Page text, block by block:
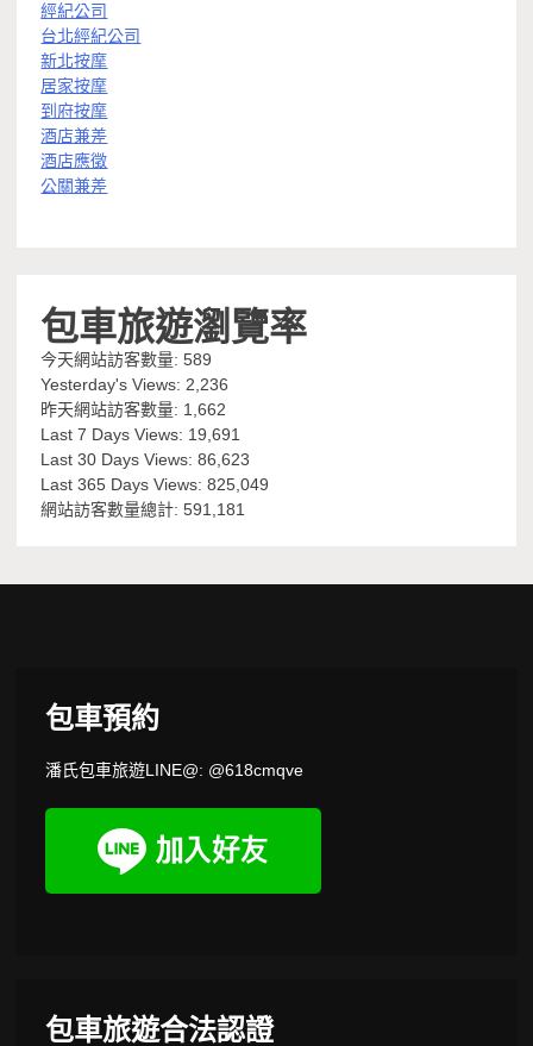
經紀公司
台北經紀公司
新北按摩
居家按摩
到府按摩
酒店兼差
酒店應徵
公關兼差
包車旅遊瀏覽率
今天網站訪客數量:589
Yesterday's Views:2,236
昨天網站訪客數量: 1,662
Last 7 Days Views: 19,691
Last 30 Days Views:86,623
Last 365 Days Views:825,049
網站訪客數量總計:591,181
包車預約
潘氏包車旅遊LINE@: @618cmqve
包車旅遊合法認證